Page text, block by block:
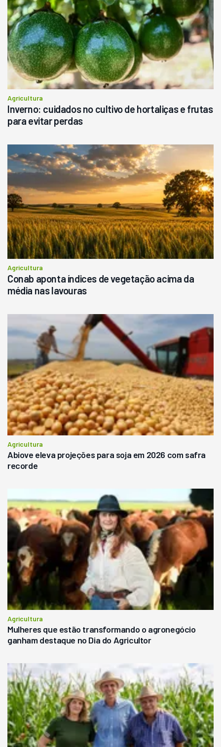
Agricultura
Inverno: cuidados no cultivo de hortaliças e frutas
para evitar perdas
Agricultura
Conab aponta índices de vegetação acima da
média nas lavouras
Agricultura
Abiove eleva projeções para soja em 2026 com safra
recorde
Agricultura
Mulheres que estão transformando o agronegócio
ganham destaque no Dia do Agricultor